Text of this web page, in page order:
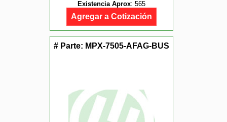
Existencia Aprox: 565
Agregar a Cotización
# Parte: MPX-7505-AFAG-BUS